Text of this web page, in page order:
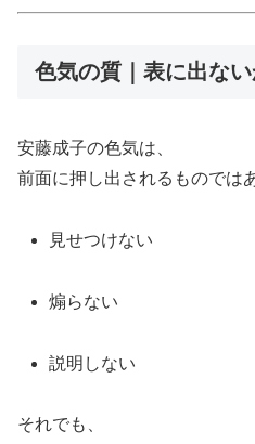
色気の質｜表に出な
安藤成子の色気は、
前面に押し出されるものでは
見せつけない
煽らない
説明しない
それでも、